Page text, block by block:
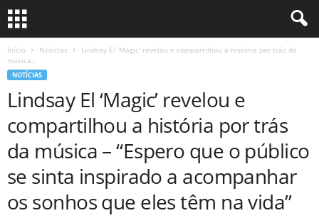
Início Notícias
Lindsay El ‘Magic’ revelou e compartilhou a história por trás da
música...
NOTÍCIAS
Lindsay El ‘Magic’ revelou e
compartilhou a história por trás
da música – “Espero que o público
se sinta inspirado a acompanhar
os sonhos que eles têm na vida”